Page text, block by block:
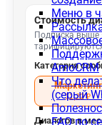
Меню в
AmoCRM
Что
(серый
FAQ по